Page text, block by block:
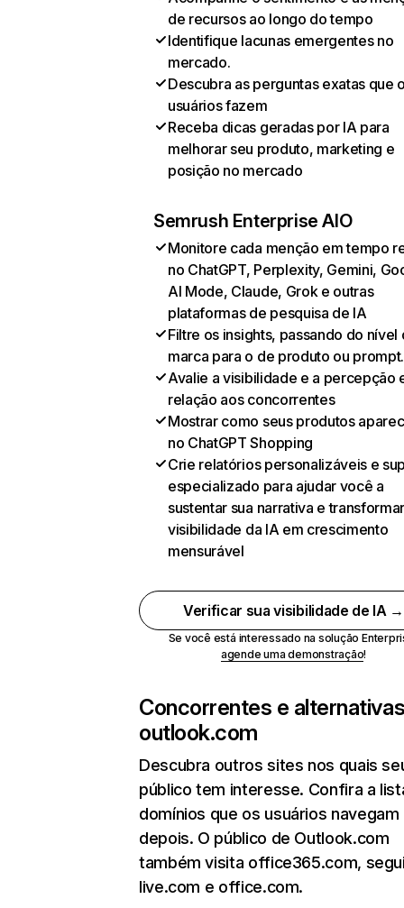
de recursos ao longo do tempo
Identifique lacunas emergentes no
mercado.
Descubra as perguntas exatas que
usuários fazem
Receba dicas geradas por IA para
melhorar seu produto, marketing e
posição no mercado
Semrush Enterprise AIO
Monitore cada menção em tempo
no ChatGPT, Perplexity, Gemini,
AI Mode, Claude, Grok e outras
plataformas de pesquisa de IA
Filtre os insights, passando do nível
marca para o de produto ou prompt.
Avalie a visibilidade e a percepção
relação aos concorrentes
Mostrar como seus produtos
no ChatGPT Shopping
Crie relatórios personalizáveis e
especializado para ajudar você a
sustentar sua narrativa e
visibilidade da IA em crescimento
mensurável
Verificar sua visibilidade de IA →
Se você está interessado na solução
agende uma demonstração!
Concorrentes e
outlook.com
Descubra outros sites nos quais
público tem interesse. Confira a
domínios que os usuários navegam
depois. O público de Outlook.com
também visita office365.com,
live.com e office.com.